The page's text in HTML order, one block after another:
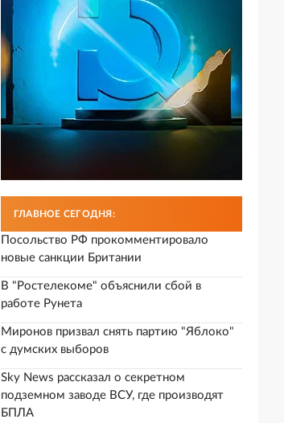
ГЛАВНОЕ СЕГОДНЯ:
Посольство РФ прокомментировало
новые санкции Британии
В "Ростелекоме" объяснили сбой в
работе Рунета
Миронов призвал снять партию "Яблоко"
с думских выборов
Sky News рассказал о секретном
подземном заводе ВСУ, где производят
БПЛА